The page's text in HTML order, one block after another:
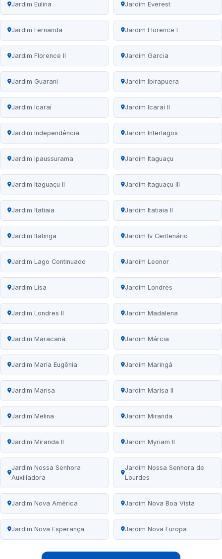
Jardim Eulina Jardim Everest
Jardim Fernanda Jardim Florence I
Jardim Florence II Jardim Garcia
Jardim Guarani Jardim Ibirapuera
Jardim Icaraí Jardim Icaraí II
Jardim Independência Jardim Interlagos
Jardim Ipaussurama Jardim Itaguaçu
Jardim Itaguaçu II Jardim Itaguaçu III
Jardim Itatiaia Jardim Itatiaia II
Jardim Itatinga Jardim Iv Centenário
Jardim Lago Continuado Jardim Leonor
Jardim Lisa Jardim Londres
Jardim Londres II Jardim Madalena
Jardim Maracanã Jardim Márcia
Jardim Maria Eugênia Jardim Maringá
Jardim Marisa Jardim Marisa II
Jardim Melina Jardim Miranda
Jardim Miranda II Jardim Myriam II
Jardim Nossa Senhora
Auxiliadora
Jardim Nossa Senhora de
Lourdes
Jardim Nova América Jardim Nova Boa Vista
Jardim Nova Esperança Jardim Nova Europa